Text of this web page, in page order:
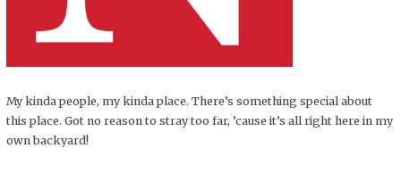
My kinda people, my kinda place. There’s something special about
this place. Got no reason to stray too far, ’cause it’s all right here in my
own backyard!